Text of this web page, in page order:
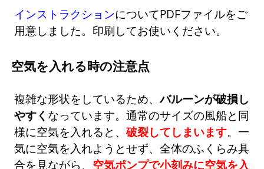
インストラクションについてPDFファイルをご
用意しました。印刷してお使いください。
空気を入れる時の注意点
複雑な形状をしているため、バルーンが破損し
やすく なっています。通常のサイズの風船と同
様に空気を入れると、破裂してしまいます。一
気に空気を入れようとせず、全体のふくらみ具
合を見ながら、 空気ポンプで小刻みに空気を入